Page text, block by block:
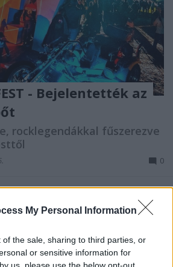
My Personal Information
of the sale, sharing to third parties, or
or sensitive information for
- Bejelentették az
rocklegendákkal fűszerezve
0
színe-java képviselteti magát a
Open Road Festen, köztük olyan
mint a Tátrai Band, a P.mobil,
Anna and the Barbies, Péterfy
és a Vad…